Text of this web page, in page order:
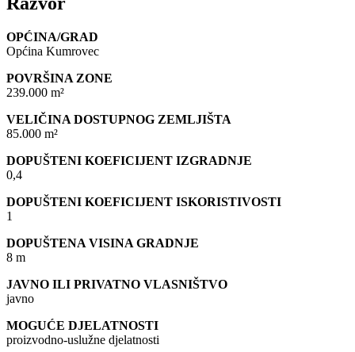
OPĆINA/GRAD
Općina Kumrovec
POVRŠINA ZONE
239.000 m²
VELIČINA DOSTUPNOG ZEMLJIŠTA
85.000 m²
DOPUŠTENI KOEFICIJENT IZGRADNJE
0,4
DOPUŠTENI KOEFICIJENT ISKORISTIVOSTI
1
DOPUŠTENA VISINA GRADNJE
8 m
JAVNO ILI PRIVATNO VLASNIŠTVO
javno
MOGUĆE DJELATNOSTI
proizvodno-uslužne djelatnosti